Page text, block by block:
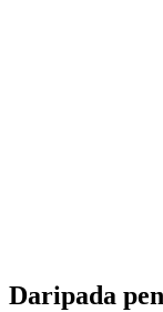
Daripada